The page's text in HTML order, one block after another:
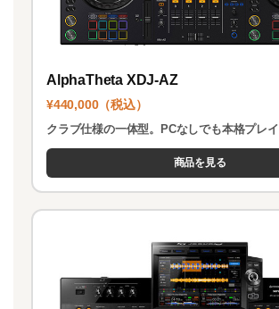
AlphaTheta XDJ-AZ
¥440,000（税込）
クラブ仕様の一体型。PCなしでも本格プレイ
商品を見る